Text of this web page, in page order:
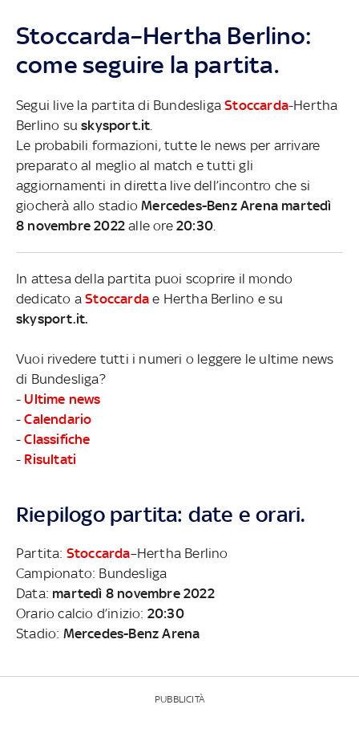
Stoccarda–Hertha Berlino:
come seguire la partita.
Segui live la partita di BundesligaStoccarda-Hertha
Berlino suskysport.it
Le probabili formazioni, tutte le news per arrivare
preparato al meglio al match e tutti gli
aggiornamenti in diretta live dell’incontro che si
giocherà allo stadioMercedes-Benz Arena martedì
8 novembre 2022 alle ore 20:30
In attesa della partita puoi scoprire il mondo
dedicato aStoccarda e Hertha Berlino e su
skysport.it.
Vuoi rivedere tutti i numeri o leggere le ultime news
di Bundesliga?
- Ultime news
-Calendario
-Classifiche
- Risultati
Riepilogo partita: date e orari.
Partita: Stoccarda–Hertha Berlino
Campionato: Bundesliga
Data: martedì 8 novembre 2022
Orario calcio d’inizio: 20:30
Stadio: Mercedes-Benz Arena
PUBBLICITÀ